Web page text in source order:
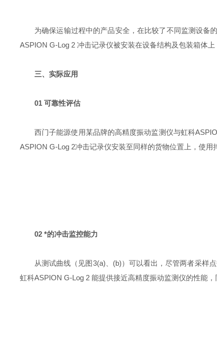
为确保运输过程中的产品安全，在比较了不同监测设备
ASPION G-Log 2 冲击记录仪被安装在设备结构及包装箱体
三、实际应用
01 可靠性评估
西门子能源使用某品牌的高精度振动监测仪与虹科
ASPION G-Log 2冲击记录仪安装至同样的货物位置上，使
02 *的冲击监控能力
从测试曲线（见图3(a)、(b)）可以看出，尽管两者采样
虹科ASPION G-Log 2 能提供接近高精度振动监测仪的性能